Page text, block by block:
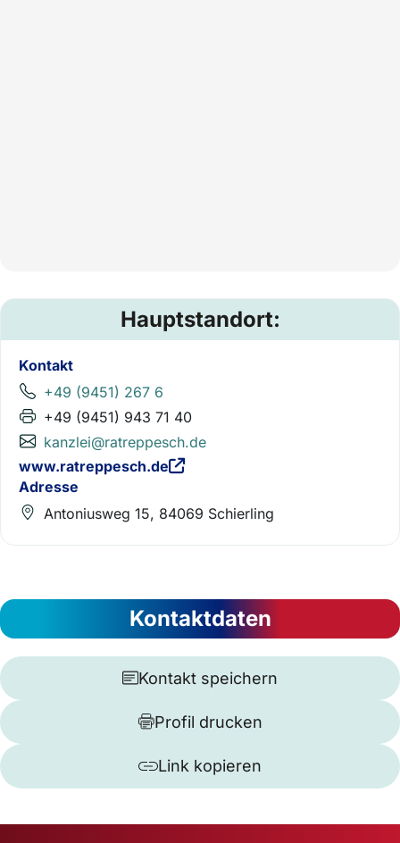
Hauptstandort:
Kontakt
+49 (9451) 267 6
+49 (9451) 943 71 40
kanzlei@ratreppesch.de
www.ratreppesch.de
Adresse
Antoniusweg 15, 84069 Schierling
Kontaktdaten
Kontakt speichern
Profil drucken
Link kopieren